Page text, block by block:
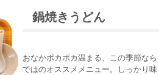
鍋焼きうどん
おなかポカポカ温まる、この季節なら
ではのオススメメニュー。しっかり味